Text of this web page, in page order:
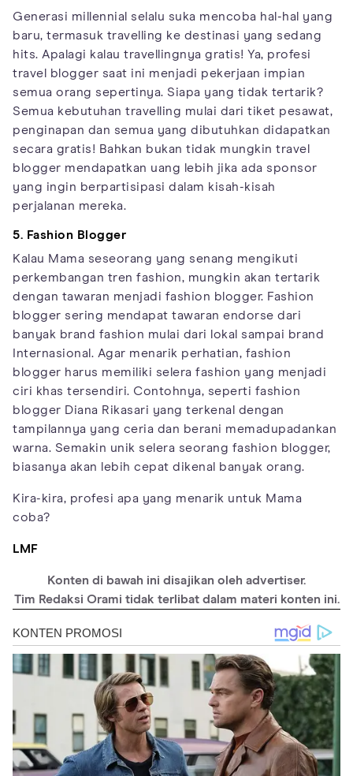
Generasi millennial selalu suka mencoba hal-hal yang
baru, termasuk travelling ke destinasi yang sedang
hits. Apalagi kalau travellingnya gratis! Ya, profesi
travel blogger saat ini menjadi pekerjaan impian
semua orang sepertinya. Siapa yang tidak tertarik?
Semua kebutuhan travelling mulai dari tiket pesawat,
penginapan dan semua yang dibutuhkan didapatkan
secara gratis! Bahkan bukan tidak mungkin travel
blogger mendapatkan uang lebih jika ada sponsor
yang ingin berpartisipasi dalam kisah-kisah
perjalanan mereka.
5. Fashion Blogger
Kalau Mama seseorang yang senang mengikuti
perkembangan tren fashion, mungkin akan tertarik
dengan tawaran menjadi fashion blogger. Fashion
blogger sering mendapat tawaran endorse dari
banyak brand fashion mulai dari lokal sampai brand
Internasional. Agar menarik perhatian, fashion
blogger harus memiliki selera fashion yang menjadi
ciri khas tersendiri. Contohnya, seperti fashion
blogger Diana Rikasari yang terkenal dengan
tampilannya yang ceria dan berani memadupadankan
warna. Semakin unik selera seorang fashion blogger,
biasanya akan lebih cepat dikenal banyak orang.
Kira-kira, profesi apa yang menarik untuk Mama
coba?
LMF
Konten di bawah ini disajikan oleh advertiser.
Tim Redaksi Orami tidak terlibat dalam materi konten ini.